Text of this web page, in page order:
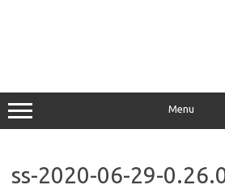
Menu
ss-2020-06-29-